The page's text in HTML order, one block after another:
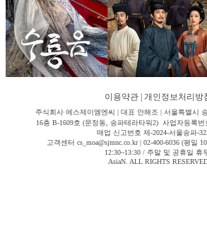
이용약관 개인정보처리방
주식회사 에스제이엠엔씨 | 대표 안해조 | 서울특별시
16층 B-1609호 (문정동, 송파테라타워2) 사업자등록번
매업 신고번호 제-2024-서울송파-
고객센터 cs_moa@sjmnc.co.kr | 02-400-6036 (평일
12:30~13:30 / 주말 및 공휴일 휴
AsiaN. ALL RIGHTS